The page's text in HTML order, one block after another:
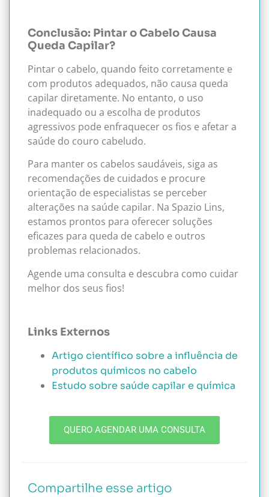
Conclusão: Pintar o Cabelo Causa
Queda Capilar?
Pintar o cabelo, quando feito corretamente e
com produtos adequados, não causa queda
capilar diretamente. No entanto, o uso
inadequado ou a escolha de produtos
agressivos pode enfraquecer os fios e afetar a
saúde do couro cabeludo.
Para manter os cabelos saudáveis, siga as
recomendações de cuidados e procure
orientação de especialistas se perceber
alterações na saúde capilar. Na Spazio Lins,
estamos prontos para oferecer soluções
eficazes para queda de cabelo e outros
problemas relacionados.
Agende uma consulta e descubra como cuidar
melhor dos seus fios!
Links Externos
Artigo científico sobre a influência de
produtos químicos no cabelo
Estudo sobre saúde capilar e química
QUERO AGENDAR UMA CONSULTA
Compartilhe esse artigo